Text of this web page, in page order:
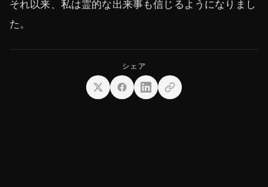
それ以来、私は霊的な出来事も信じるようになりまし
た。